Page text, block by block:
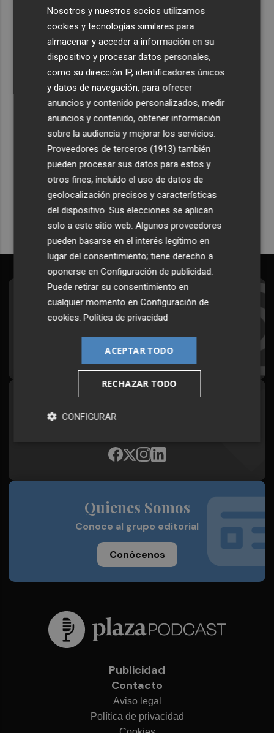
Ocho helicópteros, un avión y más de 100 brigadas se
movilizan en Moratalla por un incendio forestal
Jorge Martín suma su tercera victoria 'sprint' del año y
es más líder
Recibe toda la actualidad de
Plaza Podcast en tu correo
Quiero suscribirme
Suscríbete al Boletín
Todos los días a primera hora en tu email
¡Quiero suscribirme!
Plaza Podcast, desde cualquier medio
Quienes Somos
Conoce al grupo editorial
Conócenos
Publicidad
Contacto
Aviso legal
Política de privacidad
Cookies
Nosotros y nuestros socios utilizamos
cookies y tecnologías similares para
almacenar y acceder a información en su
dispositivo y procesar datos personales,
como su dirección IP, identificadores únicos
y datos de navegación, para ofrecer
anuncios y contenido personalizados, medir
anuncios y contenido, obtener información
sobre la audiencia y mejorar los servicios.
Proveedores de terceros (1913) también
pueden procesar sus datos para estos y
otros fines, incluido el uso de datos de
geolocalización precisos y características
del dispositivo. Sus elecciones se aplican
solo a este sitio web. Algunos proveedores
pueden basarse en el interés legítimo en
lugar del consentimiento; tiene derecho a
oponerse enConfiguración de publicidad
Puede retirar su consentimiento en
cualquier momento enConfiguración de
cookies .Política de privacidad
ACEPTAR TODO
RECHAZAR TODO
CONFIGURAR